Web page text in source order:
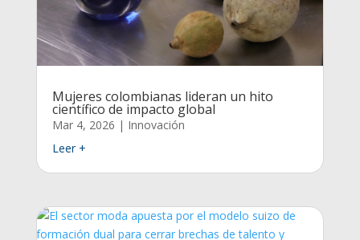
Mujeres colombianas lideran un hito
científico de impacto global
Mar 4, 2026 | Innovación
Leer +